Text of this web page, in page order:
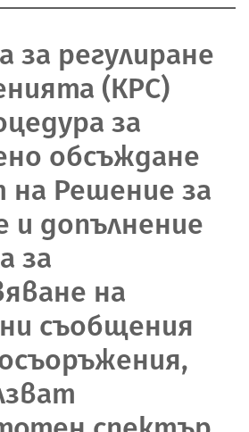
за регулиране
(КРС)
за
обсъждане
на Решение за
и допълнение
за
на
съобщения